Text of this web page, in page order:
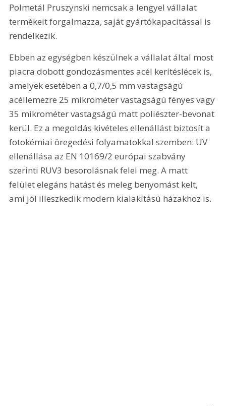
Polmetál Pruszynski nemcsak a lengyel vállalat
termékeit forgalmazza, saját gyártókapacitással is
rendelkezik.
Ebben az egységben készülnek a vállalat által most
piacra dobott gondozásmentes acél kerítéslécek is,
amelyek esetében a 0,7/0,5 mm vastagságú
acéllemezre 25 mikrométer vastagságú fényes vagy
35 mikrométer vastagságú matt poliészter-bevonat
kerül. Ez a megoldás kivételes ellenállást biztosít a
fotokémiai öregedési folyamatokkal szemben: UV
ellenállása az EN 10169/2 európai szabvány
szerinti RUV3 besorolásnak felel meg. A matt
felület elegáns hatást és meleg benyomást kelt,
ami jól illeszkedik modern kialakítású házakhoz is.